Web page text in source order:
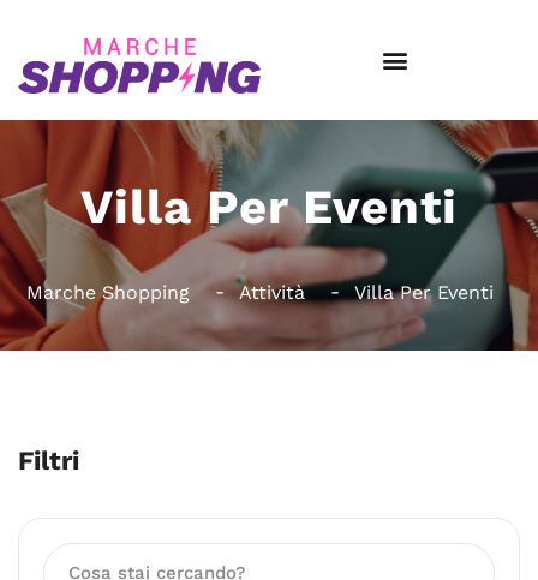
Villa Per Eventi
Marche Shopping Attività Villa Per Eventi
Filtri